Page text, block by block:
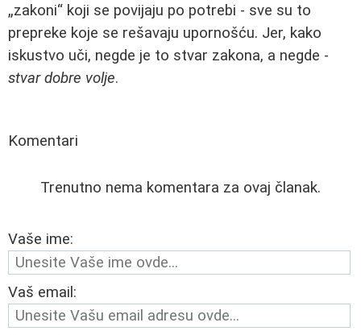
„zakoni“ koji se povijaju po potrebi - sve su to
prepreke koje se rešavaju upornošću. Jer, kako
iskustvo uči, negde je to stvar zakona, a negde -
stvar dobre volje.
Komentari
Trenutno nema komentara za ovaj članak.
Vaše ime:
Vaš email: